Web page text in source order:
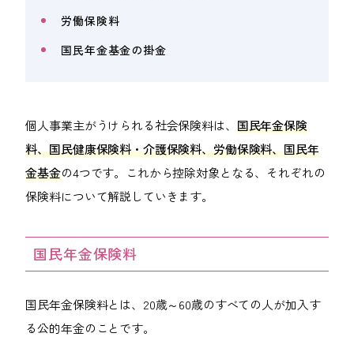
労働保険料
国民年金基金の掛金
個人事業主がうけられる社会保険料は、 国民年金保険
料、国民健康保険料・介護保険料、労働保険料、国民年
金基金の4つです。これから控除対象となる、それぞれの
保険料について解説していきます。
国民年金保険料
国民年金保険料とは、20歳～60歳のすべての人が加入す
る公的年金のことです。